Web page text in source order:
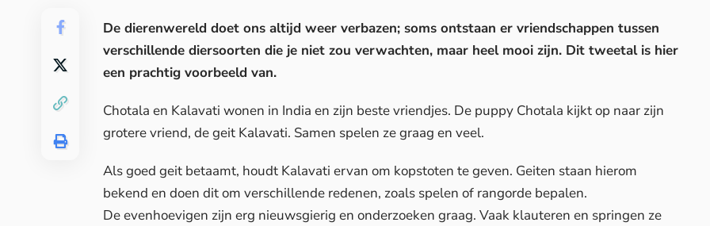
De dierenwereld doet ons altijd weer verbazen; soms ontstaan er vriendschappen tussen
verschillende diersoorten die je niet zou verwachten, maar heel mooi zijn. Dit tweetal is hier
een prachtig voorbeeld van.
Chotala en Kalavati wonen in India en zijn beste vriendjes. De puppy Chotala kijkt op naar zijn
grotere vriend, de geit Kalavati. Samen spelen ze graag en veel.
Als goed geit betaamt, houdt Kalavati ervan om kopstoten te geven. Geiten staan hierom
bekend en doen dit om verschillende redenen, zoals spelen of rangorde bepalen.
De evenhoevigen zijn erg nieuwsgierig en onderzoeken graag. Vaak klauteren en springen ze